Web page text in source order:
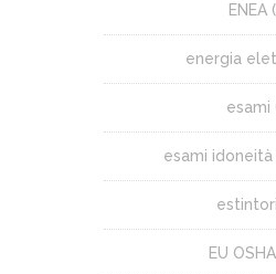
ENEA
energia
esami
esami
estintori
EU OSHA